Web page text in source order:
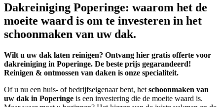
Dakreiniging Poperinge: waarom het de
moeite waard is om te investeren in het
schoonmaken van uw dak.
Wilt u uw dak laten reinigen? Ontvang hier gratis offerte voor
dakreiniging in Poperinge. De beste prijs gegarandeerd!
Reinigen & ontmossen van daken is onze specialiteit.
Of u nu een huis- of bedrijfseigenaar bent, het schoonmaken van
uw dak in Poperinge is een investering die de moeite waard is.